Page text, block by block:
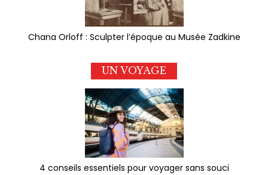
Chana Orloff : Sculpter l’époque au Musée Zadkine
UN VOYAGE
4 conseils essentiels pour voyager sans souci